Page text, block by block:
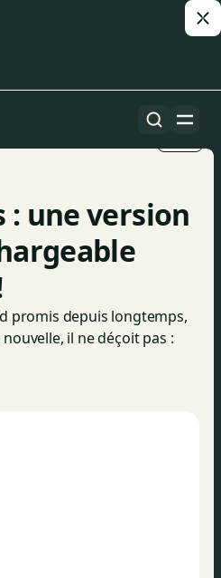
: une version
promis depuis longtemps,
il ne déçoit pas :